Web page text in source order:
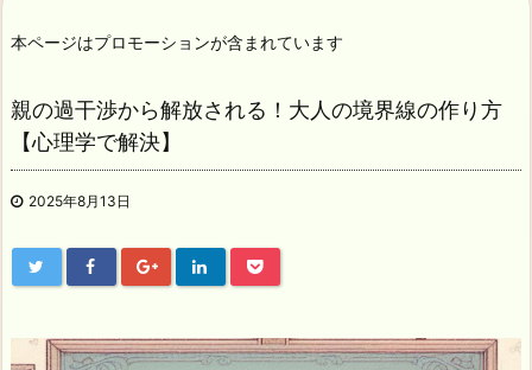
本ページはプロモーションが含まれています
親の過干渉から解放される！大人の境界線の作り方
【心理学で解決】
2025年8月13日